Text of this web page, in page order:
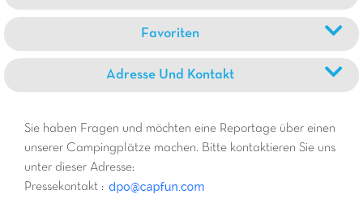
Favoriten
Adresse Und Kontakt
Sie haben Fragen und möchten eine Reportage über einen
unserer Campingplätze machen. Bitte kontaktieren Sie uns
unter dieser Adresse:
Pressekontakt :